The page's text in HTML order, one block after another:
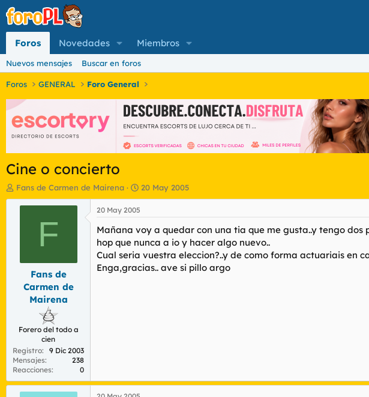
Foros Novedades Miembros
Nuevos mensajes Buscar en foros
Foros GENERAL Foro General
Cine o concierto
I
n
o
e
a
Fans de Carmen de Mairena
F
e
h
a
d
e
n
20 May 2005
F
Fans de
Carmen de
Mairena
Forero del todo a
cien
Registro
9 Dic 2003
Mensajes
238
Reacciones
0
20 May 2005
Mañana voy a quedar con una tia que me gusta..y tengo
hop que nunca a io y hacer algo nuevo..
Cual seria vuestra eleccion?..y de como forma actuariais en
Enga,gracias.. ave si pillo argo